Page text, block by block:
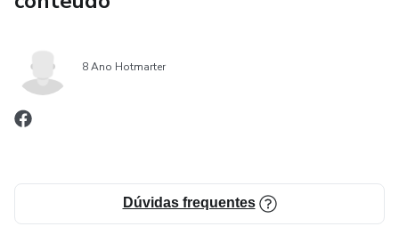
8 Ano Hotmarter
Dúvidas frequentes